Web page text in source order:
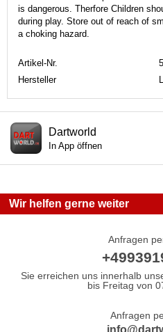
is dangerous. Therfore Children
during play. Store out of reach of
a choking hazard.
Artikel-Nr.
Hersteller
Dartworld
In App öffnen
Wir helfen gerne weiter
Anfragen
Sie erreichen uns innerhalb
bis Freitag von
Anfragen